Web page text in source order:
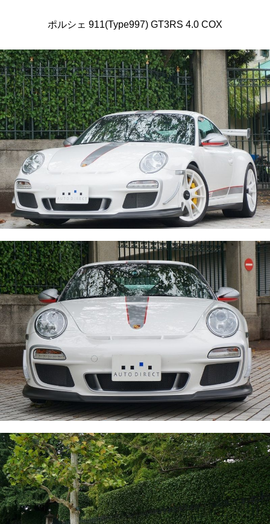
ポルシェ 911(Type997) GT3RS 4.0 COX